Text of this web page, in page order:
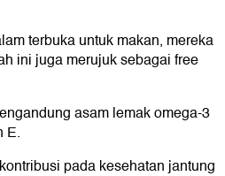
terbuka untuk makan, mereka
ini juga merujuk sebagai free
asam lemak omega-3
E.
pada kesehatan jantung